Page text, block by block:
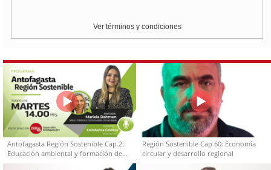
Ver términos y condiciones
Antofagasta Región Sostenible Cap.2:
Educación ambiental y formación de
capacidades técnicas
Región Sostenible Cap 60: Economía
circular y desarrollo regional